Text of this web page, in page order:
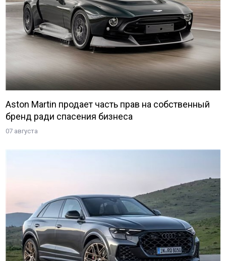
Aston Martin продает часть прав на собственный
бренд ради спасения бизнеса
07 августа